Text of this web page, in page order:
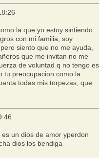
la que yo estoy sintiendo
con mi familia, soy
siento que no me ayuda,
que me invitan no me
de voluntad q no tengo es
tu preocupacion como la
todas mis torpezas, que
un dios de amor yperdon
dios los bendiga